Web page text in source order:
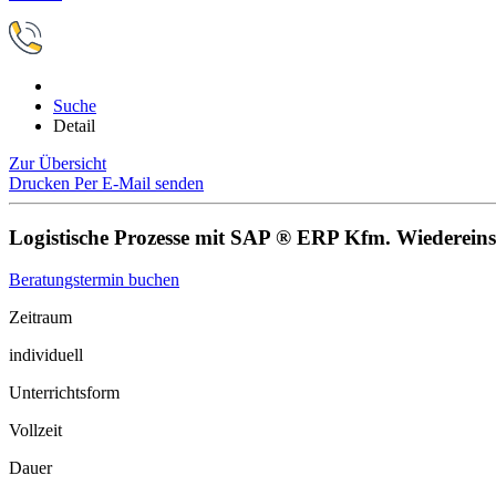
Suche
Detail
Zur Übersicht
Drucken Per E-Mail senden
Logistische Prozesse mit SAP ® ERP Kfm.
Beratungstermin buchen
Zeitraum
individuell
Unterrichtsform
Vollzeit
Dauer